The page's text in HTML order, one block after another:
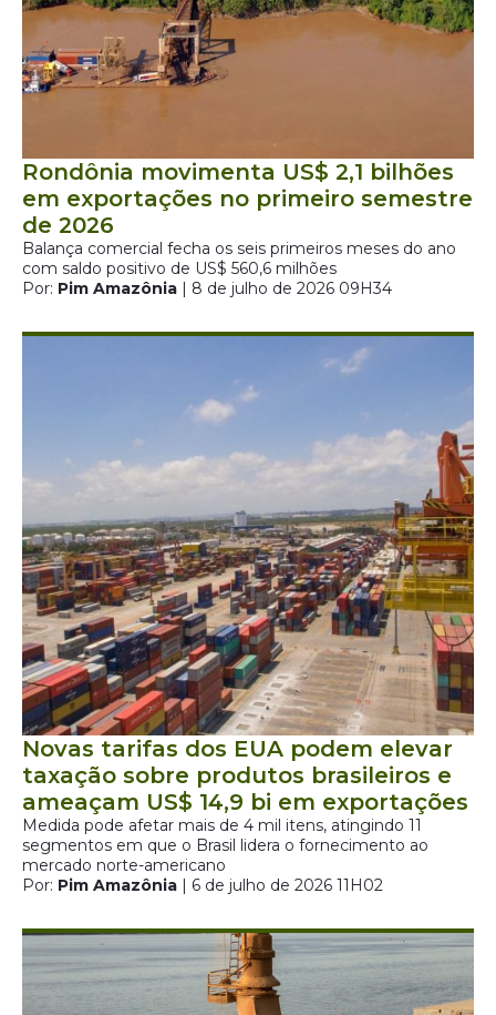
Rondônia movimenta US$ 2,1 bilhões
em exportações no primeiro semestre
de 2026
Balança comercial fecha os seis primeiros meses do ano
com saldo positivo de US$ 560,6 milhões
Por: Pim Amazônia | 8 de julho de 2026 09H34
Novas tarifas dos EUA podem elevar
taxação sobre produtos brasileiros e
ameaçam US$ 14,9 bi em exportações
Medida pode afetar mais de 4 mil itens, atingindo 11
segmentos em que o Brasil lidera o fornecimento ao
mercado norte-americano
Por: Pim Amazônia | 6 de julho de 2026 11H02